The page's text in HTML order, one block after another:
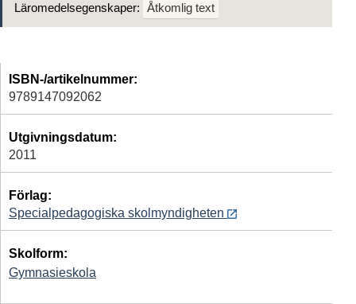
Läromedelsegenskaper: Åtkomlig text
ISBN-/artikelnummer:
9789147092062
Utgivningsdatum:
2011
Förlag:
Specialpedagogiska skolmyndigheten
Skolform:
Gymnasieskola